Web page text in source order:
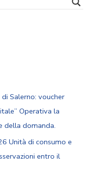
di Salerno: voucher
Operativa la
della domanda.
Unità di consumo e
entro il